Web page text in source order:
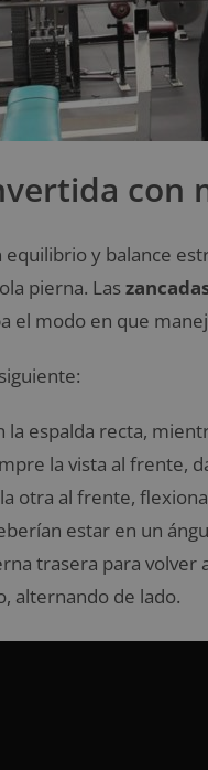
con
y balance
pierna. Las
el modo en que
la espalda recta,
la vista al frente,
otra al frente,
estar en un
trasera para volver
alternando de lado.